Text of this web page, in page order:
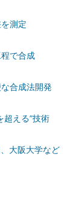
測定
程で合成
合成法開発
超える”技術
大阪大学など